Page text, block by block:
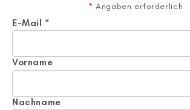
* Angaben erforderlich
E-Mail *
Vorname
Nachname